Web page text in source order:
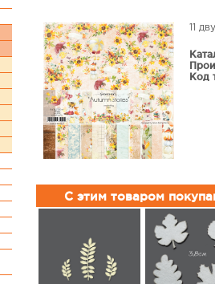
11
Код
С этим товаром